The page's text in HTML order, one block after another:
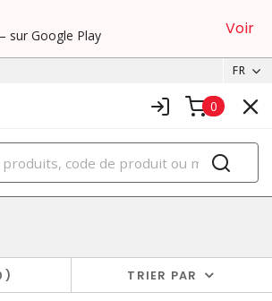
sur Google Play
Voir
FR
0
PRODUITS
TRIER PAR